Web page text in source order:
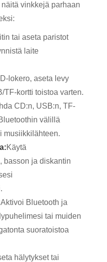
vinkkejä parhaan
tai aseta paristot
laite
lokero, aseta levy
TF-kortti toistoa varten.
CD:n, USB:n, TF-
välillä
musiikkilähteen.
Käytä
basson ja diskantin
Aktivoi Bluetooth ja
tai muiden
suoratoistoa
hälytykset tai